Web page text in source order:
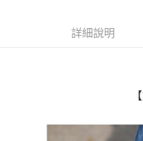
AFTEE先享後付是「在收到商品
１．於結帳方式選擇「AFTEE先
結帳頁面，進行簡訊認證並確認
詳細說明